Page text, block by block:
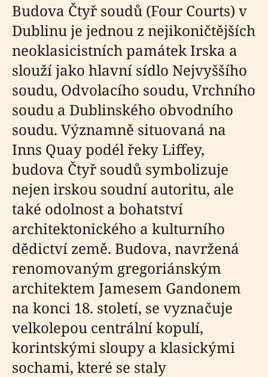
Budova Čtyř soudů (Four Courts) v
Dublinu je jednou z nejikoničtějších
neoklasicistních památek Irska a
slouží jako hlavní sídlo Nejvyššího
soudu, Odvolacího soudu, Vrchního
soudu a Dublinského obvodního
soudu. Významně situovaná na
Inns Quay podél řeky Liffey,
budova Čtyř soudů symbolizuje
nejen irskou soudní autoritu, ale
také odolnost a bohatství
architektonického a kulturního
dědictví země. Budova, navržená
renomovaným gregoriánským
architektem Jamesem Gandonem
na konci 18. století, se vyznačuje
velkolepou centrální kopulí,
korintskými sloupy a klasickými
sochami, které se staly